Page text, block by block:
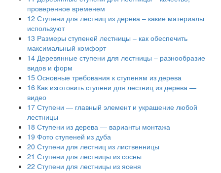
проверенное временем
12 Ступени для лестниц из дерева – какие материалы
используют
13 Размеры ступеней лестницы – как обеспечить
максимальный комфорт
14 Деревянные ступени для лестницы – разнообразие
видов и форм
15 Основные требования к ступеням из дерева
16 Как изготовить ступени для лестниц из дерева —
видео
17 Ступени — главный элемент и украшение любой
лестницы
18 Ступени из дерева — варианты монтажа
19 Фото ступеней из дуба
20 Ступени для лестниц из лиственницы
21 Ступени для лестницы из сосны
22 Ступени для лестницы из ясеня